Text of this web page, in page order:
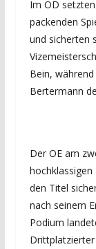
Im OD
packenden
und sicherten
Bein,
Bertermann
Der OE am
den Titel
nach seinem
Podium
Drittplatzierter